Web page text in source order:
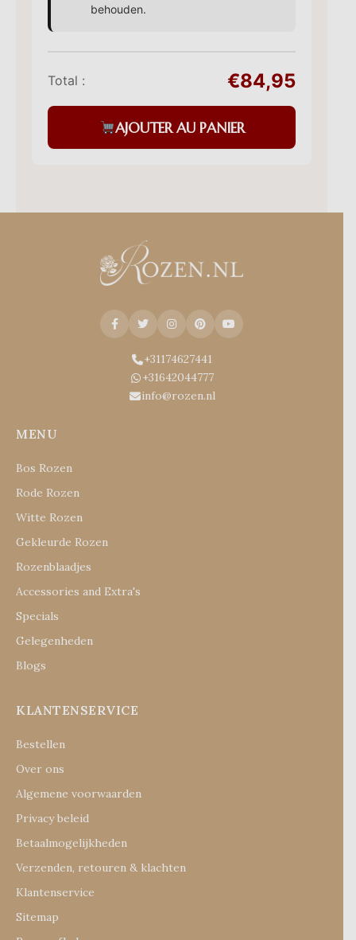
behouden.
Total : €84,95
AJOUTER AU PANIER
+31174627441
+31642044777
info@rozen.nl
MENU
Bos Rozen
Rode Rozen
Witte Rozen
Gekleurde Rozen
Rozenblaadjes
Accessories and Extra's
Specials
Gelegenheden
Blogs
KLANTENSERVICE
Bestellen
Over ons
Algemene voorwaarden
Privacy beleid
Betaalmogelijkheden
Verzenden, retouren & klachten
Klantenservice
Sitemap